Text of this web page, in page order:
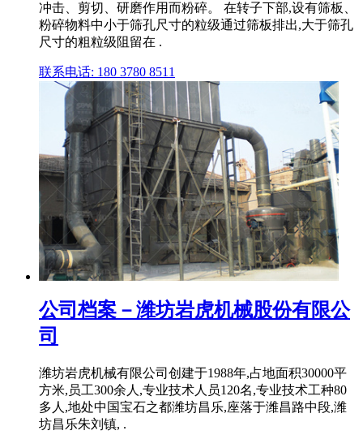
冲击、剪切、研磨作用而粉碎。 在转子下部,设有筛板、
粉碎物料中小于筛孔尺寸的粒级通过筛板排出,大于筛孔
尺寸的粗粒级阻留在 .
联系电话: 180 3780 8511
公司档案－潍坊岩虎机械股份有限公
司
潍坊岩虎机械有限公司创建于1988年,占地面积30000平
方米,员工300余人,专业技术人员120名,专业技术工种80
多人,地处中国宝石之都潍坊昌乐,座落于潍昌路中段,潍
坊昌乐朱刘镇, .